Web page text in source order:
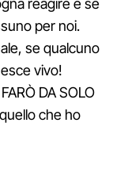
reagire e se
per noi.
se qualcuno
vivo!
DA SOLO
che ho